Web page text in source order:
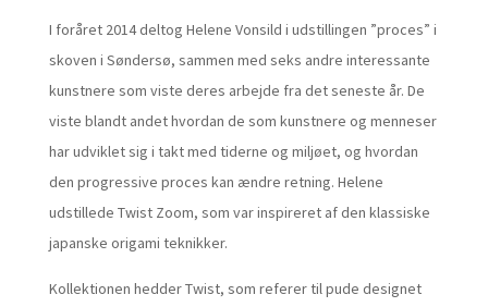
I foråret 2014 deltog Helene Vonsild i udstillingen ”proces” i
skoven i Søndersø, sammen med seks andre interessante
kunstnere som viste deres arbejde fra det seneste år. De
viste blandt andet hvordan de som kunstnere og menneser
har udviklet sig i takt med tiderne og miljøet, og hvordan
den progressive proces kan ændre retning. Helene
udstillede Twist Zoom, som var inspireret af den klassiske
japanske origami teknikker.
Kollektionen hedder Twist, som referer til pude designet